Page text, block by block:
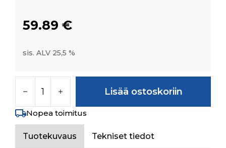
59.89 €
sis. ALV 25,5 %
Lisää ostoskoriin
Nopea toimitus
Tuotekuvaus Tekniset tiedot